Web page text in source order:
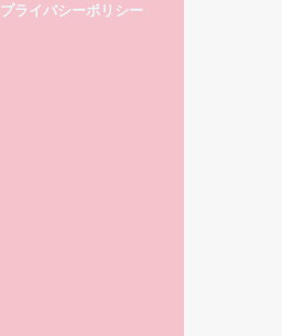
プライバシーポリシー